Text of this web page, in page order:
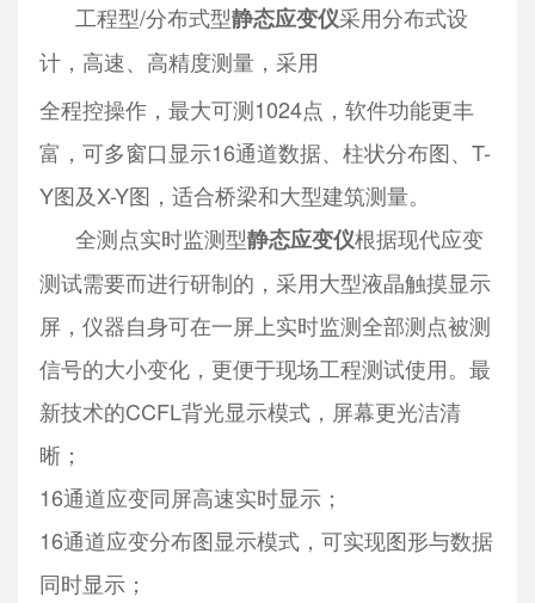
工程型/分布式型静态应变仪采用分布式设
计，高速、高精度测量，采用
全程控操作，最大可测1024点，软件功能更丰
富，可多窗口显示16通道数据、柱状分布图、T-
Y图及X-Y图，适合桥梁和大型建筑测量。
全测点实时监测型静态应变仪根据现代应变
测试需要而进行研制的，采用大型液晶触摸显示
屏，仪器自身可在一屏上实时监测全部测点被测
信号的大小变化，更便于现场工程测试使用。最
新技术的CCFL背光显示模式，屏幕更光洁清
晰；
16通道应变同屏高速实时显示；
16通道应变分布图显示模式，可实现图形与数据
同时显示；